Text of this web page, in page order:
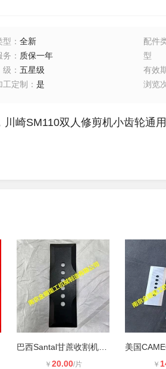
型 ： 全新 配件
务 ： 质保一年 型
： 五星级 有效
定制 ： 是 浏览
川崎SM110双人修剪机小齿轮通
￥ 20.00/片 ￥